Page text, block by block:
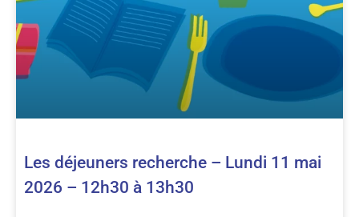
Les déjeuners recherche – Lundi 11 mai
2026 – 12h30 à 13h30